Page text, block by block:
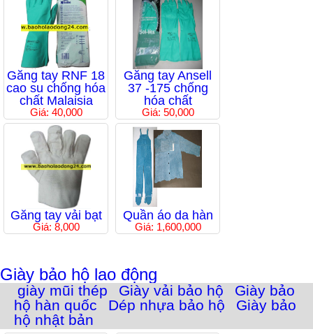
Găng tay RNF 18
cao su chống hóa
chất Malaisia
Giá: 40,000
Găng tay Ansell
37 -175 chống
hóa chất
Giá: 50,000
Găng tay vải bạt
Giá: 8,000
Quần áo da hàn
Giá: 1,600,000
Giày bảo hộ lao động
giày mũi thép Giày vải bảo hộ
Giày bảo
hộ hàn quốc
Dép nhựa bảo hộ
Giày bảo
hộ nhật bản